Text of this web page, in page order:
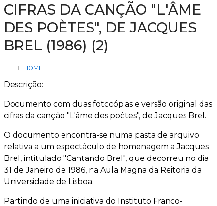
CIFRAS DA CANÇÃO "L'ÂME
DES POÈTES", DE JACQUES
BREL (1986) (2)
HOME
Descrição:
Documento com duas fotocópias e versão original das
cifras da canção "L'âme des poètes", de Jacques Brel.
O documento encontra-se numa pasta de arquivo
relativa a um espectáculo de homenagem a Jacques
Brel, intitulado "Cantando Brel", que decorreu no dia
31 de Janeiro de 1986, na Aula Magna da Reitoria da
Universidade de Lisboa.
Partindo de uma iniciativa do Instituto Franco-